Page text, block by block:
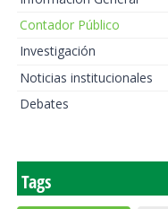
Contador Público
Investigación
Noticias institucionales
Debates
Tags